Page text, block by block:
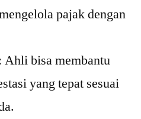
pajak dengan
Ahli bisa membantu
yang tepat sesuai